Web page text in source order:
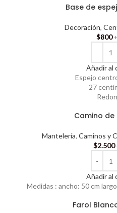
Base de
Decoración,
$800
Añadir al
Espejo
27
Camino de
Mantelería, Caminos y
$2.500
Añadir al
Medidas : ancho: 50 cm
Farol